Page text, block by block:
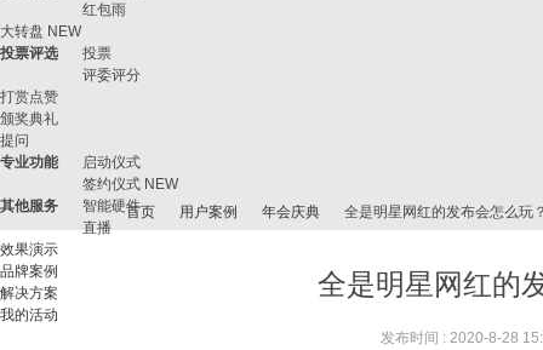
红包雨
大转盘 NEW
投票评选
投票
评委评分
打赏点赞
颁奖典礼
提问
专业功能
启动仪式
签约仪式 NEW
其他服务
智能硬件
直播
效果演示
品牌案例
解决方案
我的活动
首页 用户案例 年会庆典 全是明星网红的发布会怎么玩
全是明星网红的
发布时间 : 2020-8-28